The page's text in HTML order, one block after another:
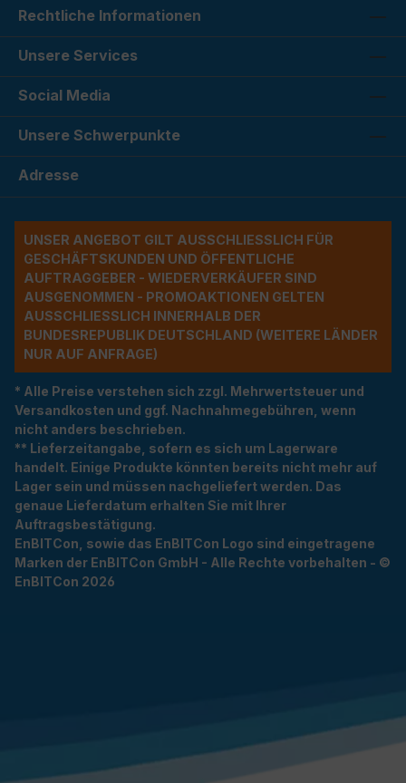
Rechtliche Informationen
Unsere Services
Social Media
Unsere Schwerpunkte
Adresse
UNSER ANGEBOT GILT AUSSCHLIESSLICH FÜR G
ESCHÄFTSKUNDEN UND ÖFFENTLICHE A
UFTRAGGEBER - WIEDERVERKÄUFER SIND A
USGENOMMEN - PROMOAKTIONEN GELTEN A
USSCHLIESSLICH INNERHALB DER BU
NDESREPUBLIK DEUTSCHLAND (WEITERE LÄNDER NU
R AUF ANFRAGE)
* Alle Preise verstehen sich zzgl. Mehrwertsteuer und
Versandkosten und ggf. Nachnahmegebühren, wenn
nicht anders beschrieben.
** Lieferzeitangabe, sofern es sich um Lagerware
handelt. Einige Produkte könnten bereits nicht mehr auf
Lager sein und müssen nachgeliefert werden. Das
genaue Lieferdatum erhalten Sie mit Ihrer
Auftragsbestätigung.
EnBITCon, sowie das EnBITCon Logo sind eingetragene
Marken der EnBITCon GmbH - Alle Rechte vorbehalten - ©
EnBITCon 2026